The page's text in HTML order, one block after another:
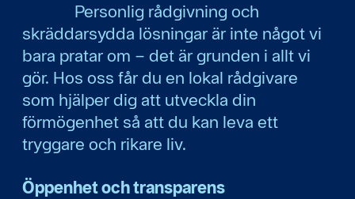
Personlig rådgivning och
skräddarsydda lösningar är inte något vi
bara pratar om – det är grunden i allt vi
gör. Hos oss får du en lokal rådgivare
som hjälper dig att utveckla din
förmögenhet så att du kan leva ett
tryggare och rikare liv.
Öppenhet och transparens